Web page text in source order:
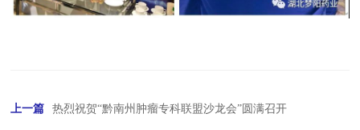
上一篇 热烈祝贺“黔南州肿瘤专科联盟沙龙会”圆满召开